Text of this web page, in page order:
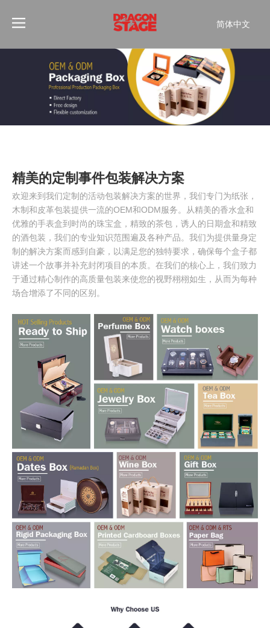
简体中文
Pусский
Español
Français
精美的定制事件包装解决方案
欢迎来到我们定制的活动包装解决方案的世界，我们专门为纸张，
木制和皮革包装提供一流的OEM和ODM服务。从精美的香水盒和
优雅的手表盒到时尚的珠宝盒，精致的茶包，诱人的日期盒和精致
的酒包装，我们的专业知识范围遍及各种产品。我们为提供量身定
制的解决方案而感到自豪，以满足您的独特要求，确保每个盒子都
讲述一个故事并补充封闭项目的本质。在我们的核心上，我们致力
于通过精心制作的高质量包装来使您的视野栩栩如生，从而为每种
场合增添了不同的区别。